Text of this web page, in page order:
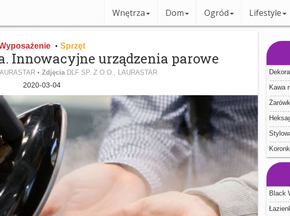
Wnętrza Dom Ogród Lifestyle
• Sprzęt
Innowacyjne urządzenia parowe
• Zdjęcia DLF SP. Z O.O., LAURASTAR
2020-03-04
Kawa
Black